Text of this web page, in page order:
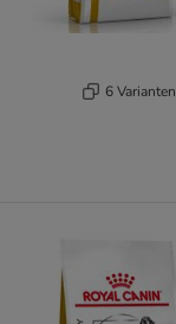
6 Varianten